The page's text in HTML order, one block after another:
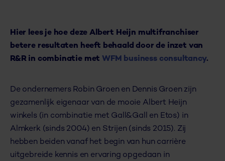
Hier lees je hoe deze Albert Heijn multifranchiser
betere resultaten heeft behaald door de inzet van
R&R in combinatie met WFM business consultancy.
De ondernemers Robin Groen en Dennis Groen zijn
gezamenlijk eigenaar van de mooie Albert Heijn
winkels (in combinatie met Gall&Gall en Etos) in
Almkerk (sinds 2004) en Strijen (sinds 2015). Zij
hebben beiden vanaf het begin van hun carrière
uitgebreide kennis en ervaring opgedaan in